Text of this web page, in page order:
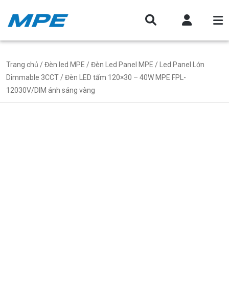
Trang chủ /Đèn led MPE /Đèn Led Panel MPE /
Led Panel Lớn
Dimmable 3CCT / Đèn LED tấm 120×30 – 40W MPE FPL-
12030V/DIM ánh sáng vàng